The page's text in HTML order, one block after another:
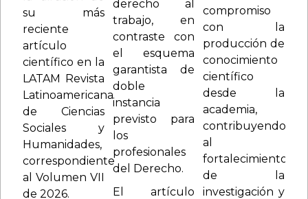
su más
reciente
artículo
científico en la
LATAM Revista
Latinoamericana
de Ciencias
Sociales y
Humanidades,
correspondiente
al Volumen VII
de 2026.
derecho al
trabajo, en
contraste con
el esquema
garantista de
doble
instancia
previsto para
los
profesionales
del Derecho.
El artículo
compromiso
con la
producción de
conocimiento
científico
desde la
academia,
contribuyendo
al
fortalecimiento
de la
investigación y